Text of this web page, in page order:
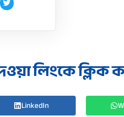
লিংকে
LinkedIn